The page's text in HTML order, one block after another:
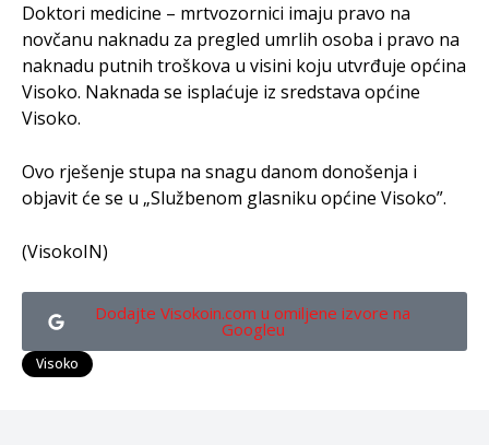
Doktori medicine – mrtvozornici imaju pravo na
novčanu naknadu za pregled umrlih osoba i pravo na
naknadu putnih troškova u visini koju utvrđuje općina
Visoko. Naknada se isplaćuje iz sredstava općine
Visoko.
Ovo rješenje stupa na snagu danom donošenja i
objavit će se u „Službenom glasniku općine Visoko”.
(VisokoIN)
Dodajte Visokoin.com u omiljene izvore na
Googleu
Visoko